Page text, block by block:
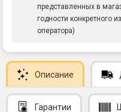
представленных в
годности конкретного
оператора)
Описание
Гарантии